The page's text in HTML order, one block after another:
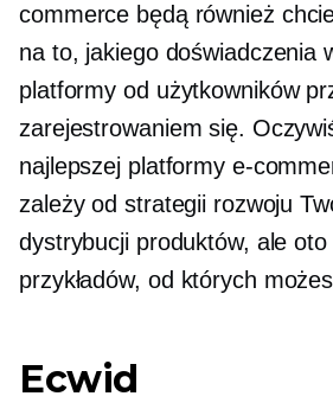
commerce będą również
na to, jakiego doświadczenia
platformy od użytkowników
zarejestrowaniem się.
najlepszej platformy e-
zależy od strategii rozwoju
dystrybucji produktów, ale
przykładów, od których
Ecwid